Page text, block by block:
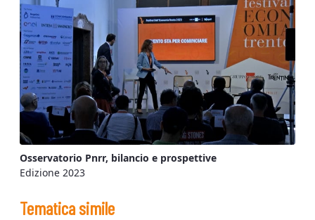
Osservatorio Pnrr, bilancio e prospettive
Edizione 2023
Tematica simile